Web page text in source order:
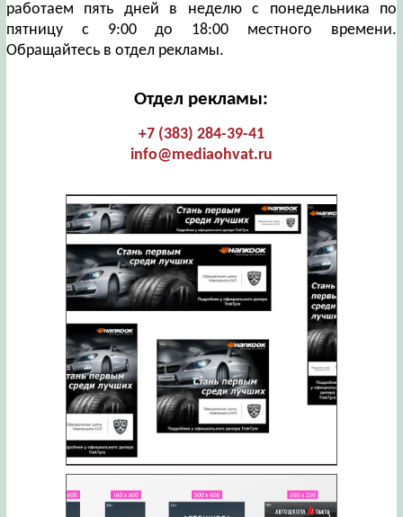
работаем пять дней в неделю с понедельника по
пятницу с 9:00 до 18:00 местного времени.
Обращайтесь в отдел рекламы.
Отдел рекламы:
+7 (383) 284-39-41
info@mediaohvat.ru